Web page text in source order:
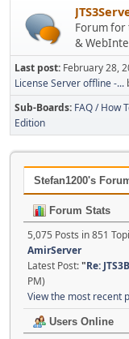
Forum for
&
Last post: February 28,
License Server offline -...
Sub-Boards FAQ / How
Edition
Stefan1200's
Forum Stats
5,075 Posts in 851
AmirServer
Latest Post:"Re:
PM)
View the most recent
Users Online